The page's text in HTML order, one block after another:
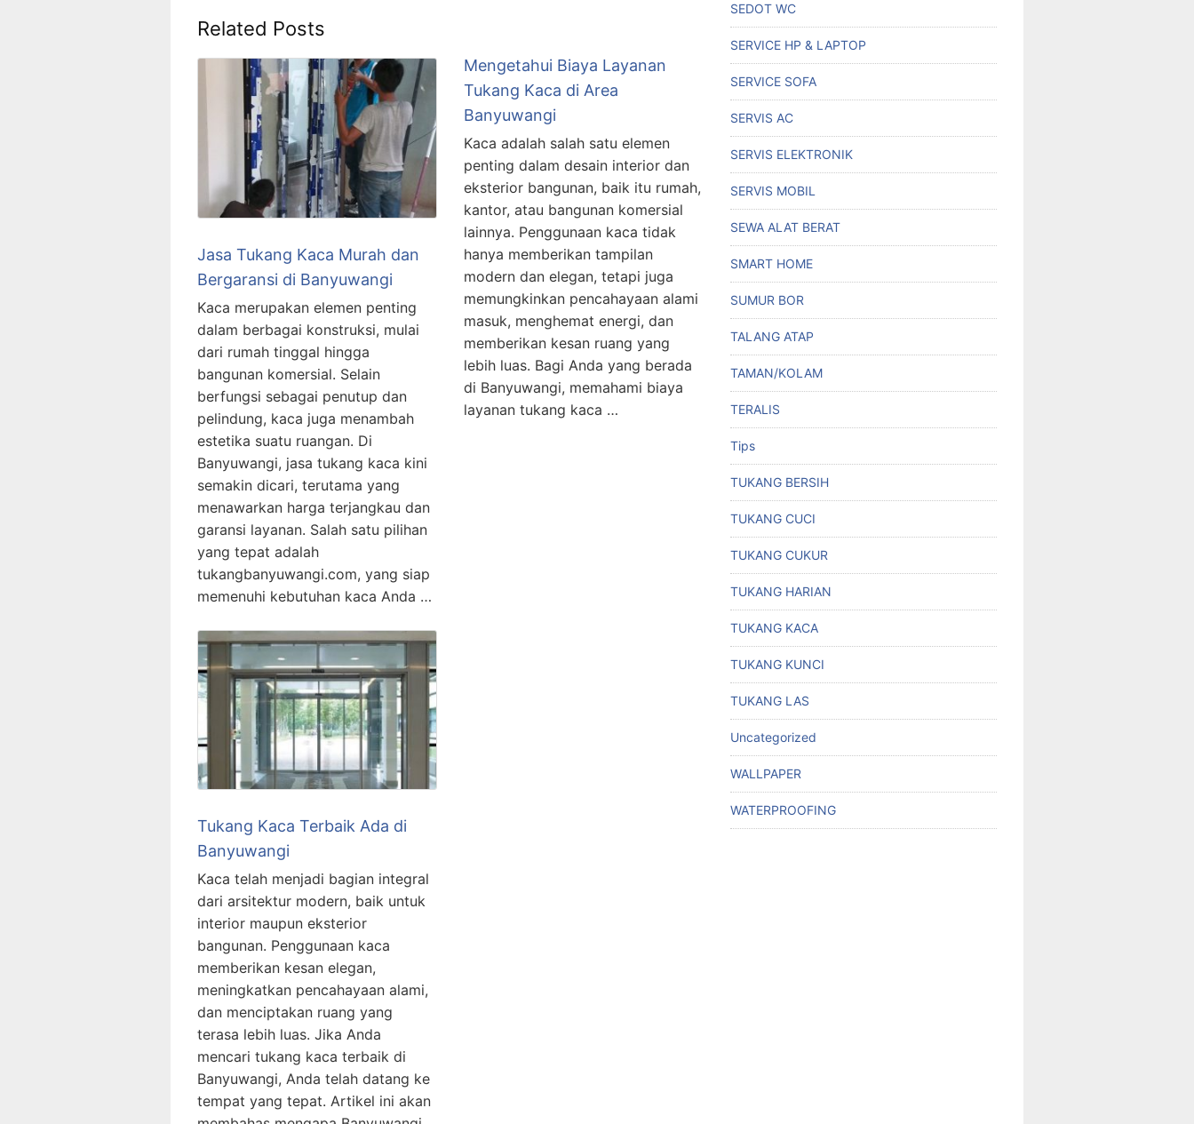
Related Posts
Jasa Tukang Kaca Murah dan
Bergaransi di Banyuwangi
Kaca merupakan elemen penting
dalam berbagai konstruksi, mulai
dari rumah tinggal hingga
bangunan komersial. Selain
berfungsi sebagai penutup dan
pelindung, kaca juga menambah
estetika suatu ruangan. Di
Banyuwangi, jasa tukang kaca kini
semakin dicari, terutama yang
menawarkan harga terjangkau dan
garansi layanan. Salah satu pilihan
yang tepat adalah
tukangbanyuwangi.com, yang siap
memenuhi kebutuhan kaca Anda …
Mengetahui Biaya Layanan
Tukang Kaca di Area
Banyuwangi
Kaca adalah salah satu elemen
penting dalam desain interior dan
eksterior bangunan, baik itu rumah,
kantor, atau bangunan komersial
lainnya. Penggunaan kaca tidak
hanya memberikan tampilan
modern dan elegan, tetapi juga
memungkinkan pencahayaan alami
masuk, menghemat energi, dan
memberikan kesan ruang yang
lebih luas. Bagi Anda yang berada
di Banyuwangi, memahami biaya
layanan tukang kaca …
Tukang Kaca Terbaik Ada di
Banyuwangi
Kaca telah menjadi bagian integral
dari arsitektur modern, baik untuk
interior maupun eksterior
bangunan. Penggunaan kaca
memberikan kesan elegan,
meningkatkan pencahayaan alami,
dan menciptakan ruang yang
terasa lebih luas. Jika Anda
mencari tukang kaca terbaik di
Banyuwangi, Anda telah datang ke
tempat yang tepat. Artikel ini akan
SEDOT WC
SERVICE HP & LAPTOP
SERVICE SOFA
SERVIS AC
SERVIS ELEKTRONIK
SERVIS MOBIL
SEWA ALAT BERAT
SMART HOME
SUMUR BOR
TALANG ATAP
TAMAN/KOLAM
TERALIS
Tips
TUKANG BERSIH
TUKANG CUCI
TUKANG CUKUR
TUKANG HARIAN
TUKANG KACA
TUKANG KUNCI
TUKANG LAS
Uncategorized
WALLPAPER
WATERPROOFING